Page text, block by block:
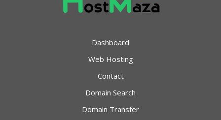
Dashboard
Web Hosting
Contact
Domain Search
Domain Transfer